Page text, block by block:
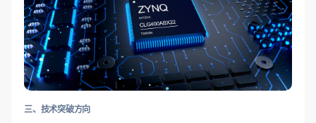
三、技术突破方向